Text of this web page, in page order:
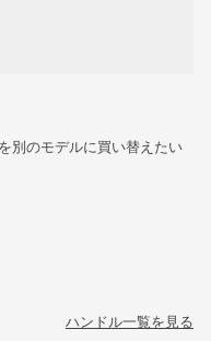
別のモデルに買い替えたい
ハンドル一覧を見る